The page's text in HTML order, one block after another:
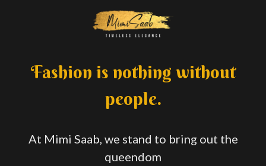
Fashion is nothing without
people.
At Mimi Saab, we stand to bring out the
queendom